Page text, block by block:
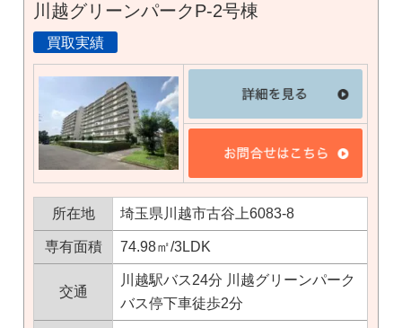
川越グリーンパークP-2号棟
買取実績
所在地 埼玉県川越市古谷上6083-8
専有面積 74.98㎡/3LDK
交通
川越駅バス24分 川越グリーンパーク
バス停下車徒歩2分